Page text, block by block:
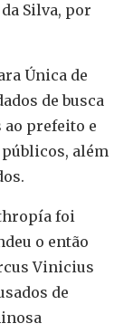
Silva, por
Única de
de busca
ao prefeito e
além
foi
o então
Vinicius
de